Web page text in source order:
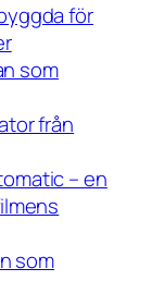
för
som
från
– en
som